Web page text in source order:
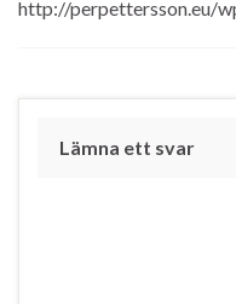
http://perpettersson.eu/
Lämna ett svar